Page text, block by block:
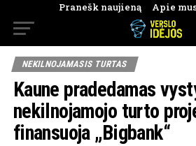
Pranešk naujieną Apie
NEKILNOJAMASIS TURTAS
Kaune pradedamas
nekilnojamojo turto
finansuoja „Bigbank“